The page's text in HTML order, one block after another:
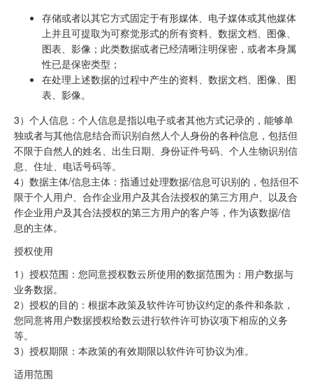
存储或者以其它方式固定于有形媒体、电子媒体或其他媒体
上并且可提取为可察觉形式的所有资料、数据文档、图像、
图表、影像；此类数据或者已经清晰注明保密，或者本身属
性已是保密类型；
在处理上述数据的过程中产生的资料、数据文档、图像、图
表、影像。
3）个人信息：个人信息是指以电子或者其他方式记录的，能够单
独或者与其他信息结合而识别自然人个人身份的各种信息，包括但
不限于自然人的姓名、出生日期、身份证件号码、个人生物识别信
息、住址、电话号码等。
4）数据主体/信息主体：指通过处理数据/信息可识别的，包括但不
限于个人用户、合作企业用户及其合法授权的第三方用户、以及合
作企业用户及其合法授权的第三方用户的客户等，作为该数据/信
息的主体。
授权使用
1）授权范围：您同意授权数云所使用的数据范围为：用户数据与
业务数据。
2）授权的目的：根据本政策及软件许可协议约定的条件和条款，
您同意将用户数据授权给数云进行软件许可协议项下相应的义务
等。
3）授权期限：本政策的有效期限以软件许可协议为准。
适用范围